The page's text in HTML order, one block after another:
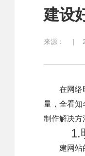
建设
来源： |
在网络时
量，全看知
制作解决方
1.明
建网站的